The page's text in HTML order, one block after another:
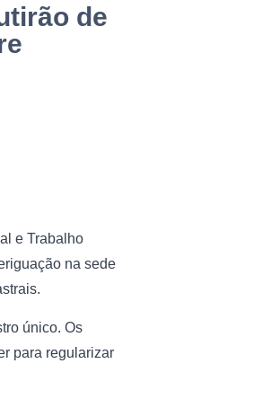
de
e Trabalho
na sede
único. Os
para regularizar